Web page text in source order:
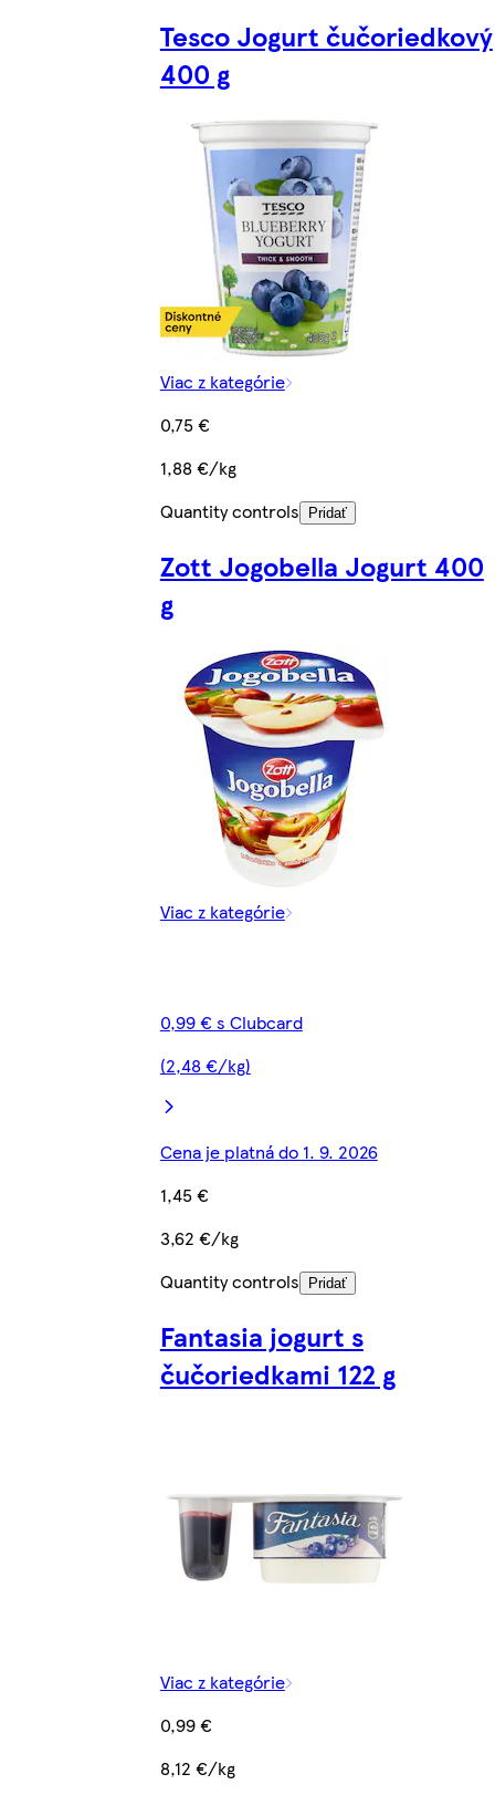
Tesco Jogurt čučoriedkový
400 g
Viac z kategórie
0,75 €
1,88 €/kg
Quantity controls
Pridať
Zott Jogobella Jogurt 400
g
Viac z kategórie
0,99 € s Clubcard
(2,48 €/kg)
Cena je platná do 1. 9. 2026
1,45 €
3,62 €/kg
Quantity controls
Pridať
Fantasia jogurt s
čučoriedkami 122 g
Viac z kategórie
0,99 €
8,12 €/kg